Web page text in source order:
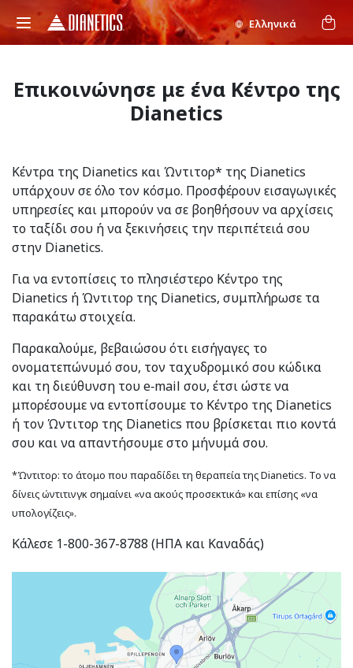
Ελληνικά
Επικοινώνησε με ένα Κέντρο της
Dianetics
Κέντρα της Dianetics και Ώντιτορ* της Dianetics
υπάρχουν σε όλο τον κόσμο. Προσφέρουν εισαγωγικές
υπηρεσίες και μπορούν να σε βοηθήσουν να αρχίσεις
το ταξίδι σου ή να ξεκινήσεις την περιπέτειά σου
στην Dianetics.
Για να εντοπίσεις το πλησιέστερο Κέντρο της
Dianetics ή Ώντιτορ της Dianetics, συμπλήρωσε τα
παρακάτω στοιχεία.
Παρακαλούμε, βεβαιώσου ότι εισήγαγες το
ονοματεπώνυμό σου, τον ταχυδρομικό σου κώδικα
και τη διεύθυνση του e‑mail σου, έτσι ώστε να
μπορέσουμε να εντοπίσουμε το Κέντρο της Dianetics
ή τον Ώντιτορ της Dianetics που βρίσκεται πιο κοντά
σου και να απαντήσουμε στο μήνυμά σου.
*Ώντιτορ: το άτομο που παραδίδει τη θεραπεία της Dianetics. Το να
δίνεις ώντιτινγκ σημαίνει «να ακούς προσεκτικά» και επίσης «να
υπολογίζεις».
Κάλεσε 1-800-367-8788 (ΗΠΑ και Καναδάς)